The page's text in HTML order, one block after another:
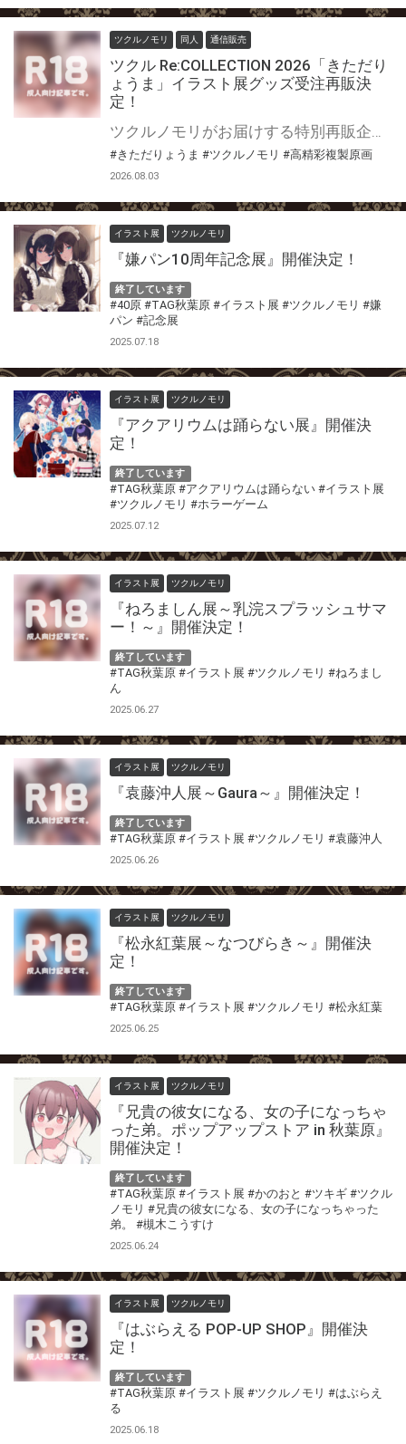
ツクルノモリ 同人 通信販売
ツクル Re:COLLECTION 2026「きただり
ょうま」イラスト展グッズ受注再販決
定！
ツクルノモリがお届けする特別再販企画「ツクル Re:COLLECTION 2026」開催！ 過去に開催された『きただりょうま初個展』『きただりょうま展2』にて販売されたオリジナルグッズのとらのあな通販での受注再販が決定いたしました！ 多くのお客様から寄せられた再販希望にお応えし、人気の高かった既存ラインナップの復刻に加え、今回の企画を記念した新規アイテムも登場いたします。 過去の個展にお越しいただけなかった方や、最近ファンになられた方も、この機会にぜひご利用ください。
#きただりょうま #ツクルノモリ #高精彩複製原画
2026.08.03
イラスト展 ツクルノモリ
『嫌パン10周年記念展』開催決定！
終了しています
#40原 #TAG秋葉原 #イラスト展 #ツクルノモリ #嫌
パン #記念展
2025.07.18
イラスト展 ツクルノモリ
『アクアリウムは踊らない展』開催決
定！
終了しています
#TAG秋葉原 #アクアリウムは踊らない #イラスト展
#ツクルノモリ #ホラーゲーム
2025.07.12
イラスト展 ツクルノモリ
『ねろましん展～乳浣スプラッシュサマ
ー！～』開催決定！
終了しています
#TAG秋葉原 #イラスト展 #ツクルノモリ #ねろまし
ん
2025.06.27
イラスト展 ツクルノモリ
『袁藤沖人展～Gaura～』開催決定！
終了しています
#TAG秋葉原 #イラスト展 #ツクルノモリ #袁藤沖人
2025.06.26
イラスト展 ツクルノモリ
『松永紅葉展～なつびらき～』開催決
定！
終了しています
#TAG秋葉原 #イラスト展 #ツクルノモリ #松永紅葉
2025.06.25
イラスト展 ツクルノモリ
『兄貴の彼女になる、女の子になっちゃ
った弟。ポップアップストア in 秋葉原』
開催決定！
終了しています
#TAG秋葉原 #イラスト展 #かのおと #ツキギ #ツクル
ノモリ #兄貴の彼女になる、女の子になっちゃった
弟。
#槻木こうすけ
2025.06.24
イラスト展 ツクルノモリ
『はぶらえる POP-UP SHOP』開催決
定！
終了しています
#TAG秋葉原 #イラスト展 #ツクルノモリ #はぶらえ
る
2025.06.18